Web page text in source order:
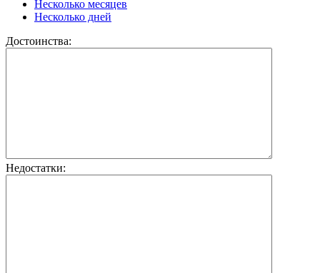
Несколько месяцев
Несколько дней
Достоинства:
Недостатки: